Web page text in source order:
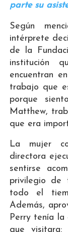
parte su
Según
intérprete
de la
institución
encuentran
trabajo que
porque
Matthew,
que era
La mujer
directora
sentirse
privilegio de
todo el
Además,
Perry tenía la
que visitara: